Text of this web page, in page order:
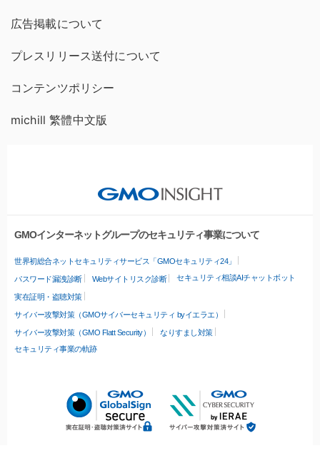
広告掲載について
プレスリリース送付について
コンテンツポリシー
michill 繁體中文版
GMOインターネットグループのセキュリティ事業について
世界初総合ネットセキュリティサービス「GMOセキュリティ24」
パスワード漏洩診断 Webサイトリスク診断 セキュリティ相談AIチャットボット
実在証明・盗聴対策
サイバー攻撃対策（GMOサイバーセキュリティ byイエラエ）
サイバー攻撃対策（GMO Flatt Security）
なりすまし対策
セキュリティ事業の軌跡